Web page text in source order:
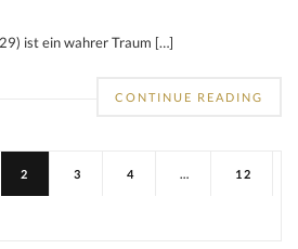
ist ein wahrer Traum […]
CONTINUE READING
2 3 4 … 12